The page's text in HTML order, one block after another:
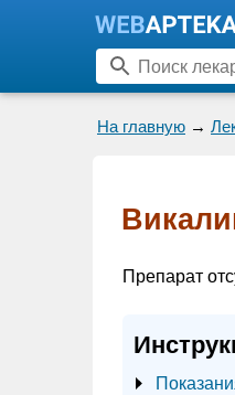
На главную →
Препарат